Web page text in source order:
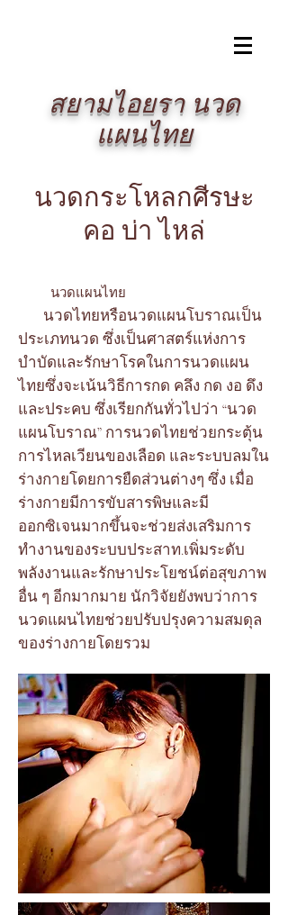
​สยามไอยรา นวด
แผนไทย
นวดกระโหลกศีรษะ
คอ บ่า ไหล่
นวดแผนไทย
นวดไทยหรือนวดแผนโบราณเป็น
ประเภทนวด ซึ่งเป็นศาสตร์แห่งการ
บำบัดและรักษาโรคในการนวดแผน
ไทยซึ่งจะเน้นวิธีการกด คลึง กด งอ ดึง
และประคบ ซึ่งเรียกกันทั่วไปว่า “นวด
แผนโบราณ” การนวดไทยช่วยกระตุ้น
การไหลเวียนของเลือด และระบบลมใน
ร่างกายโดยการยืดส่วนต่างๆ ซึ่ง เมื่อ
ร่างกายมีการขับสารพิษและมี
ออกซิเจนมากขึ้นจะช่วยส่งเสริมการ
ทำงานของระบบประสาท.เพิ่มระดับ
พลังงานและรักษาประโยชน์ต่อสุขภาพ
อื่น ๆ อีกมากมาย นักวิจัยยังพบว่าการ
นวดแผนไทยช่วยปรับปรุงความสมดุล
ของร่างกายโดยรวม